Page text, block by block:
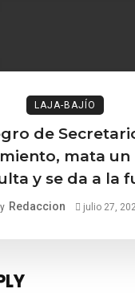
LAJA-BAJÍO
de
mata
y se da a la
Redaccion julio 27,